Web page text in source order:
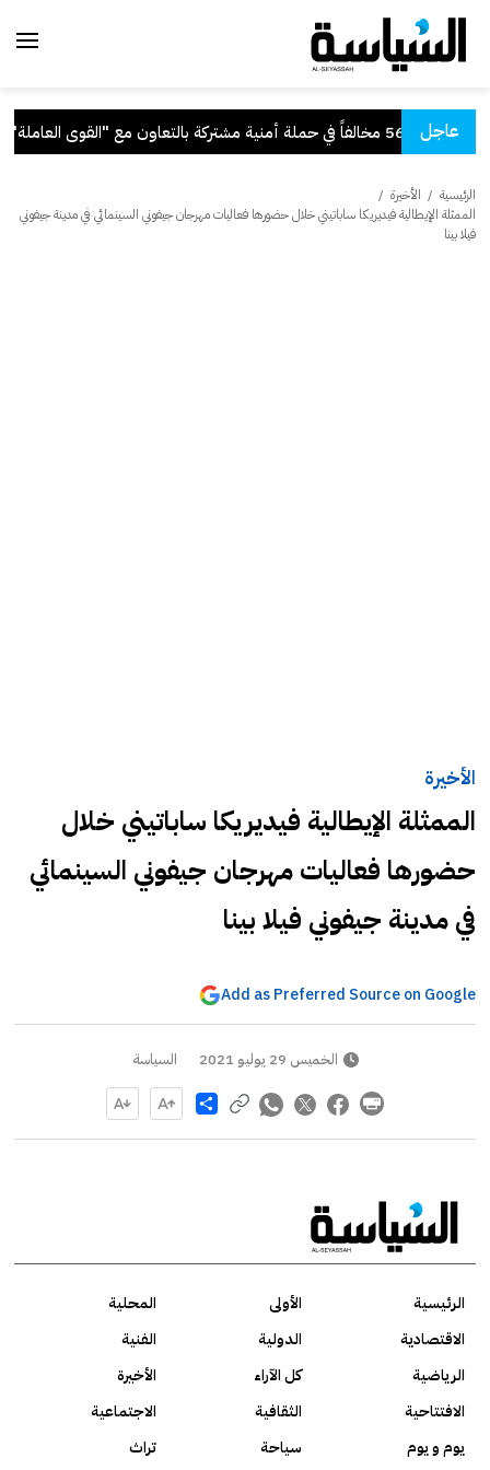
عاجل
أمنية مشتركة بالتعاون مع "القوى العاملة"
الرئيسية / الأخيرة /
الممثلة الإيطالية فيديريكا ساباتيني خلال حضورها فعاليات مهرجان جيفوني السينمائي في مدينة جيفوني
فيلا بينا
الأخيرة
الممثلة الإيطالية فيديريكا ساباتيني خلال
حضورها فعاليات مهرجان جيفوني السينمائي
في مدينة جيفوني فيلا بينا
Add as Preferred Source on Google
الخميس 29 يوليو 2021 السياسة
Share
الرئيسية الأولى
المحلية
الاقتصادية
الدولية
الفنية
الرياضية
كل الآراء
الأخيرة
الافتتاحية
الثقافية
الاجتماعية
يوم و يوم
سياحة تراث